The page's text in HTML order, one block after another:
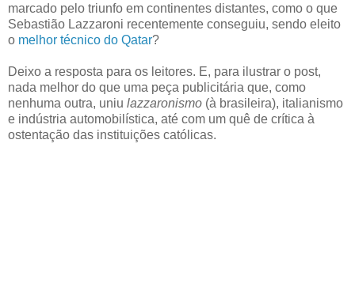
marcado pelo triunfo em continentes distantes, como o que
Sebastião Lazzaroni recentemente conseguiu, sendo eleito
o melhor técnico do Qatar?
Deixo a resposta para os leitores. E, para ilustrar o post,
nada melhor do que uma peça publicitária que, como
nenhuma outra, uniu lazzaronismo (à brasileira), italianismo
e indústria automobilística, até com um quê de crítica à
ostentação das instituições católicas.